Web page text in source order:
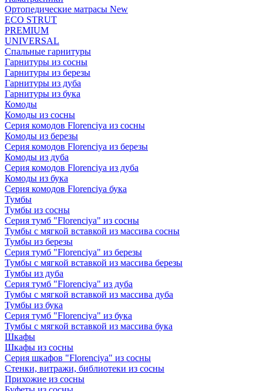
Ортопедические матрасы New
ECO STRUT
PREMIUM
UNIVERSAL
Спальные гарнитуры
Гарнитуры из сосны
Гарнитуры из березы
Гарнитуры из дуба
Гарнитуры из бука
Комоды
Комоды из сосны
Серия комодов Florenciya из сосны
Комоды из березы
Серия комодов Florenciya из березы
Комоды из дуба
Серия комодов Florenciya из дуба
Комоды из бука
Серия комодов Florenciya бука
Тумбы
Тумбы из сосны
Серия тумб "Florenciya" из сосны
Тумбы с мягкой вставкой из массива сосны
Тумбы из березы
Серия тумб "Florenciya" из березы
Тумбы с мягкой вставкой из массива березы
Тумбы из дуба
Серия тумб "Florenciya" из дуба
Тумбы с мягкой вставкой из массива дуба
Тумбы из бука
Серия тумб "Florenciya" из бука
Тумбы с мягкой вставкой из массива бука
Шкафы
Шкафы из сосны
Серия шкафов "Florenciya" из сосны
Стенки, витражи, библиотеки из сосны
Прихожие из сосны